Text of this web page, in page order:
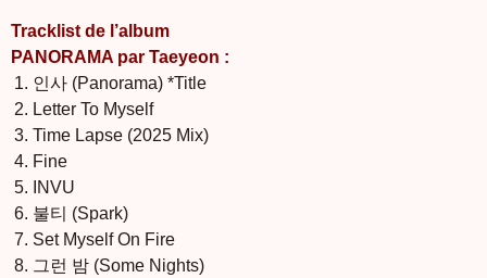
Tracklist de l’album
PANORAMA par Taeyeon :
인사 (Panorama) *Title
Letter To Myself
Time Lapse (2025 Mix)
Fine
INVU
불티 (Spark)
Set Myself On Fire
그런 밤 (Some Nights)